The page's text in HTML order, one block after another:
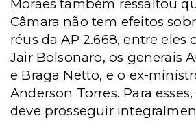
Moraes também ressaltou
Câmara não tem efeitos
réus da AP 2.668, entre eles
Jair Bolsonaro, os generais
e Braga Netto, e o ex-
Anderson Torres. Para
deve prosseguir